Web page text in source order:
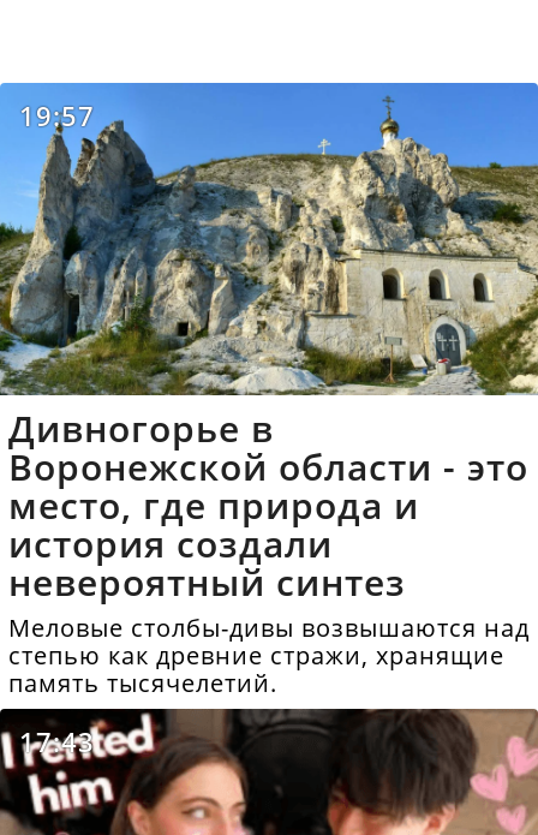
19:57
Дивногорье в
Воронежской области - это
место, где природа и
история создали
невероятный синтез
Меловые столбы-дивы возвышаются над
степью как древние стражи, хранящие
память тысячелетий.
17:43